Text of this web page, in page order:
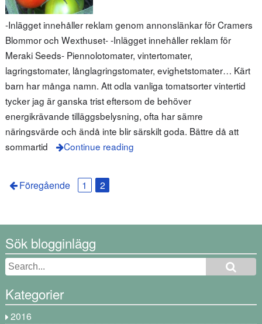
-Inlägget innehåller reklam genom annonslänkar för Cramers
Blommor och Wexthuset- -Inlägget innehåller reklam för
Meraki Seeds- Piennolotomater, vintertomater,
lagringstomater, långlagringstomater, evighetstomater… Kärt
barn har många namn. Att odla vanliga tomatsorter vintertid
tycker jag är ganska trist eftersom de behöver
energikrävande tilläggsbelysning, ofta har sämre
näringsvärde och ändå inte blir särskilt goda. Bättre då att
sommartid
Continue reading
Föregående 1 2
Sök blogginlägg
Kategorier
2016